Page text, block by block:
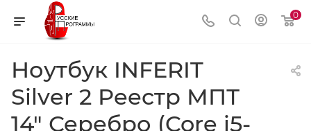
0
Ноутбук INFERIT
Silver 2 Реестр МПТ
14" Серебро (Core i5-